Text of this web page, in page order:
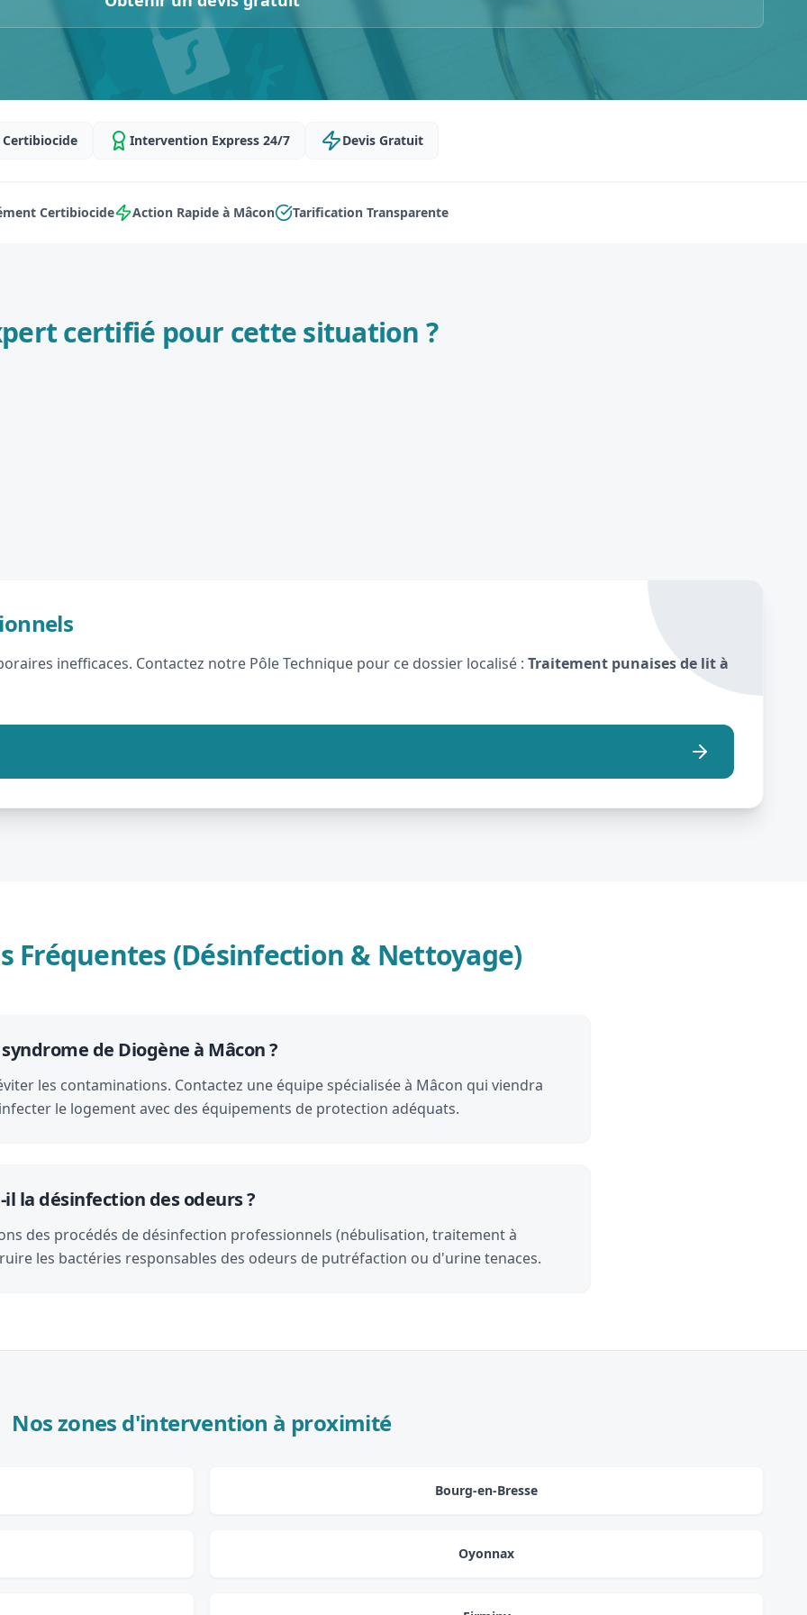
Certibiocide Intervention Express 24/7 Devis Gratuit
Certibiocide Action Rapide à Mâcon Tarification Transparente
certifié pour cette situation ?
inefficaces. Contactez notre Pôle Technique pour ce dossier localisé : Traitement punaises de lit à
Fréquentes (Désinfection & Nettoyage)
de Diogène à Mâcon ?
les contaminations. Contactez une équipe spécialisée à Mâcon qui viendra
le logement avec des équipements de protection adéquats.
la désinfection des odeurs ?
des procédés de désinfection professionnels (nébulisation, traitement à
les bactéries responsables des odeurs de putréfaction ou d'urine tenaces.
Nos zones d'intervention à proximité
Bourg-en-Bresse
Oyonnax